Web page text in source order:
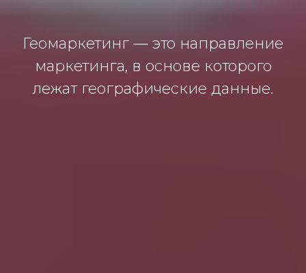
Геомаркетинг — это направление
маркетинга, в основе которого
лежат географические данные.